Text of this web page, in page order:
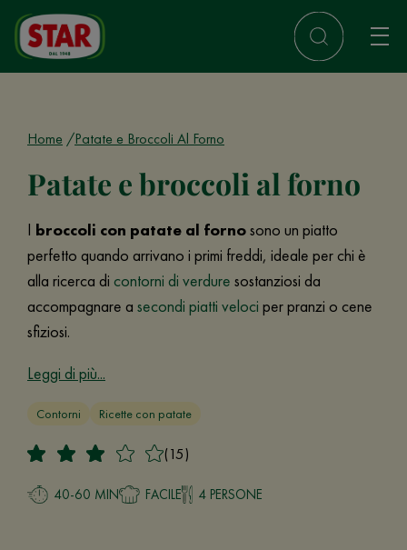
Home Patate e Broccoli Al Forno
Patate e broccoli al forno
I broccoli con patate al fornosono un piatto
perfetto quando arrivano i primi freddi, ideale per chi è
alla ricerca di contorni di verdure sostanziosi da
accompagnare a secondi piatti veloci per pranzi o cene
sfiziosi.
Leggi di più...
Contorni Ricette con patate
(15)
40-60 MIN FACILE 4 PERSONE